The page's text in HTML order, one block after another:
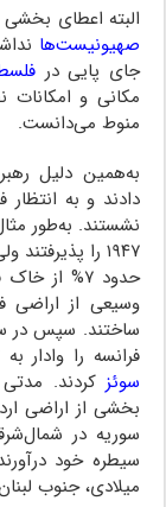
البته اعطای
صهیونیست‌ها
جای پایی در
مکانی و امکانات
منوط می‌دانست.
به‌همین دلیل
دادند و به
نشستند. به‌طور
وسیعی از اراضی
فرانسه را وادار
سوئز
بخشی از اراضی
سوریه در
میلادی، جنوب